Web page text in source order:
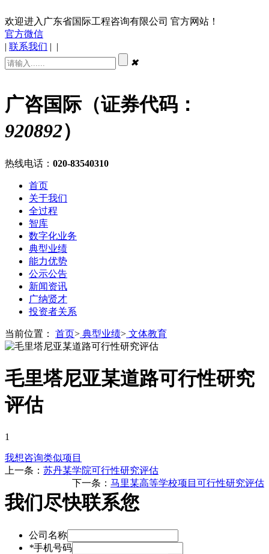
欢迎进入广东省国际工程咨询有限公司 官方网站！
官方微信
| 联系我们 | |
✖
广咨国际（证券代码：
920892）
热线电话： 020-83540310
首页
关于我们
全过程
智库
数字化业务
典型业绩
能力优势
公示公告
新闻资讯
广纳贤才
投资者关系
当前位置： 首页> 典型业绩> 文体教育
毛里塔尼亚某道路可行性研究
评估
1
我想咨询类似项目
上一条： 苏丹某学院可行性研究评估
下一条： 马里某高等学校项目可行性研究评估
我们尽快联系您
公司名称
*手机号码